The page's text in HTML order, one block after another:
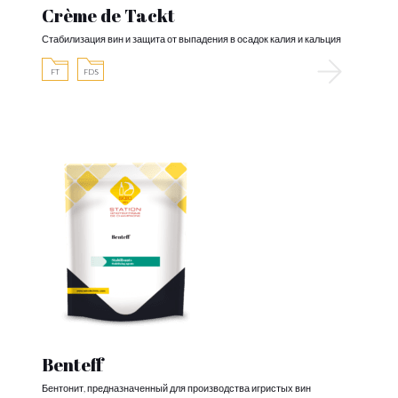
Crème de Tackt
Стабилизация вин и защита от выпадения в осадок калия и кальция
FT FDS
Benteff
Бентонит, предназначенный для производства игристых вин